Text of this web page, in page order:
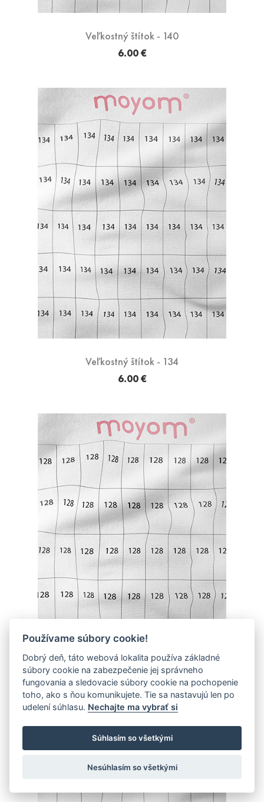
Veľkostný štítok - 140
6.00 €
Veľkostný štítok - 134
6.00 €
Veľkostný štítok - 128
6.00 €
Používame súbory cookie!
Dobrý deň, táto webová lokalita používa základné
súbory cookie na zabezpečenie jej správneho
fungovania a sledovacie súbory cookie na pochopenie
toho, ako s ňou komunikujete. Tie sa nastavujú len po
udelení súhlasu. Nechajte ma vybrať si
Súhlasím so všetkými
Nesúhlasím so všetkými